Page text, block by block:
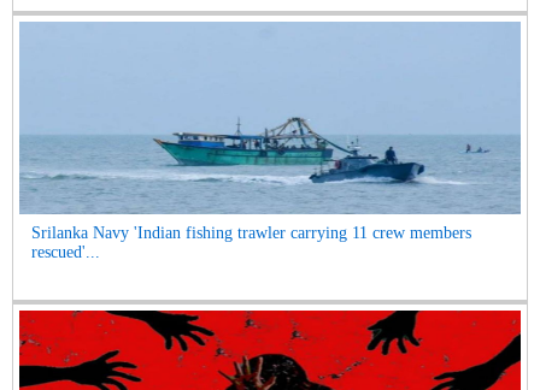
Srilanka Navy 'Indian fishing trawler carrying 11 crew members
rescued'...